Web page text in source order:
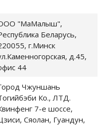
"МаМалыш",
Беларусь,
г.Минск
д.45,
44
Чжуншань
Ко., ЛТД.
7-е шоссе,
Сяолан, Гуандун,